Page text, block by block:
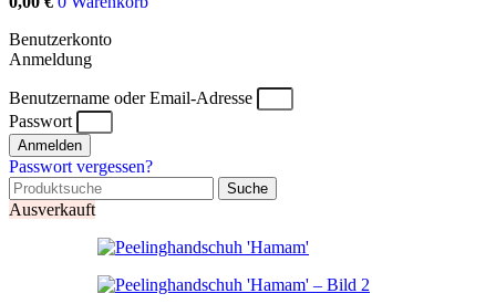
Benutzerkonto
Anmeldung
Benutzername oder Email-Adresse
Passwort
Anmelden
Passwort vergessen?
Suche
Ausverkauft